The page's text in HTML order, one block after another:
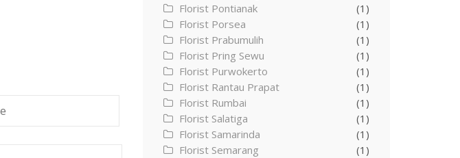
Florist Pontianak
(1)
Florist Porsea
(1)
Florist Prabumulih
(1)
Florist Pring Sewu
(1)
Florist Purwokerto
(1)
Florist Rantau Prapat
(1)
Florist Rumbai
(1)
Florist Salatiga
(1)
Florist Samarinda
(1)
Florist Semarang
(1)